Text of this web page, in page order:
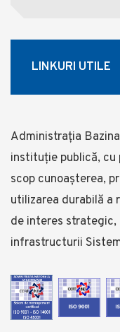
LINKURI UTILE
Administrația
instituție publică, cu
scop cunoașterea,
utilizarea durabilă a
de interes strategic,
infrastructurii